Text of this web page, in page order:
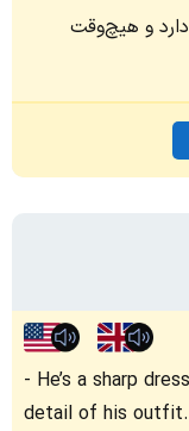
و هیچ‌وقت
He’s a sharp
detail of his outfit.